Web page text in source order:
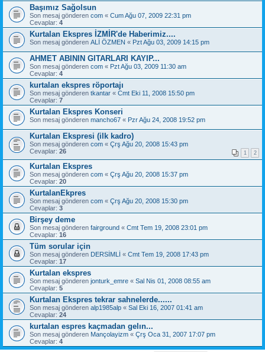
Başımız Sağolsun
Son mesaj gönderen com « Cum Ağu 07, 2009 22:31 pm
Cevaplar: 4
Kurtalan Ekspres İZMİR'de Haberimiz....
Son mesaj gönderen ALİ ÖZMEN « Pzt Ağu 03, 2009 14:15 pm
AHMET ABININ GITARLARI KAYIP...
Son mesaj gönderen com « Pzt Ağu 03, 2009 11:30 am
Cevaplar: 4
kurtalan ekspres röportajı
Son mesaj gönderen tkantar « Cmt Eki 11, 2008 15:50 pm
Cevaplar: 7
Kurtalan Ekspres Konseri
Son mesaj gönderen mancho67 « Pzr Ağu 24, 2008 19:52 pm
Kurtalan Ekspresi (ilk kadro)
Son mesaj gönderen com « Çrş Ağu 20, 2008 15:43 pm
Cevaplar: 26 1 2
Kurtalan Ekspres
Son mesaj gönderen com « Çrş Ağu 20, 2008 15:37 pm
Cevaplar: 20
KurtalanEkpres
Son mesaj gönderen com « Çrş Ağu 20, 2008 15:30 pm
Cevaplar: 3
Birşey deme
Son mesaj gönderen fairground « Cmt Tem 19, 2008 23:01 pm
Cevaplar: 16
Tüm sorular için
Son mesaj gönderen DERSİMLİ « Cmt Tem 19, 2008 17:43 pm
Cevaplar: 17
Kurtalan ekspres
Son mesaj gönderen jonturk_emre « Sal Nis 01, 2008 08:55 am
Cevaplar: 5
Kurtalan Ekspres tekrar sahnelerde......
Son mesaj gönderen alp1985alp « Sal Eki 16, 2007 01:41 am
Cevaplar: 24
kurtalan espres kaçmadan gelın...
Son mesaj gönderen Mançolayizm « Çrş Oca 31, 2007 17:07 pm
Cevaplar: 4